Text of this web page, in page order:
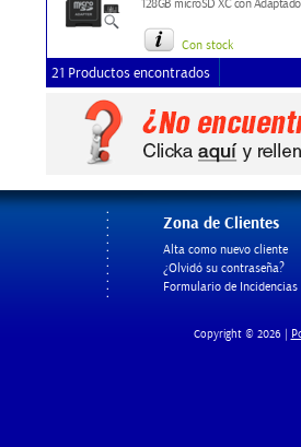
128GB microSD XC con
Con stock
21 Productos encontrados
Zona de Clientes
Alta como nuevo cliente
¿Olvidó su contraseña?
Formulario de Incidencias
Copyright © 2026 |